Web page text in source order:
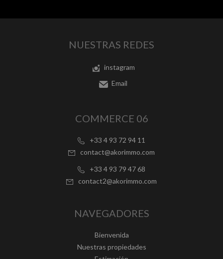
NUESTRAS REDES
instagram
Email
COMMERCE 06
+33 4 93 72 94 11
contact@akorimmo.com
+33 4 93 79 47 68
contact2@akorimmo.com
NAVEGADORES
Bienvenida
Nuestras propiedades